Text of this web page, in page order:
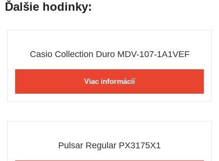
Ďalšie hodinky:
Casio Collection Duro MDV-107-1A1VEF
Viac informácií
Pulsar Regular PX3175X1